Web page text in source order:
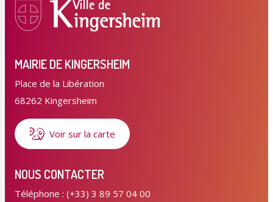
MAIRIE DE KINGERSHEIM
Place de la Libération
68262 Kingersheim
Voir sur la carte
NOUS CONTACTER
Téléphone : (+33) 3 89 57 04 00